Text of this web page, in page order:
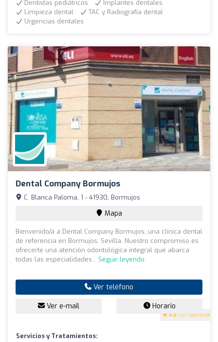
Dentistas pediátricos
Implantes dentales
Limpieza dental
TAC y Radiografía dental
Urgencias dentales
Dental Company Bormujos
4.8 (161 opiniones)
C. Blanca Paloma, 1 - 41930, Bormujos
Mapa
Bienvenido/a a Dental Company Bormujos, una clínica dental
de referencia en Bormujos, Sevilla. Nuestro compromiso es
ofrecerte una atención odontológica integral que abarca
todas las especialidades... Seguir leyendo
Ver teléfono
Ver e-mail Horario
Servicios y Tratamientos: